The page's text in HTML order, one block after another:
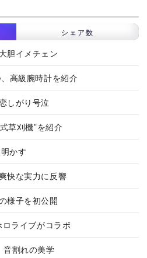
シェア数
胆イメチェン
高級腕時計を紹介
しがり号泣
草刈機”を紹介
かす
快な実力に反響
様子を初公開
ロライブがコラボ
音割れの美学